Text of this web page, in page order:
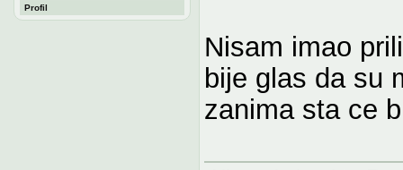
Profil
Nisam imao
bije glas da su
zanima sta ce